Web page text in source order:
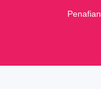
Penafian